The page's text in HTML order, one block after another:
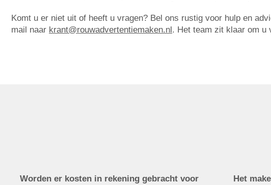
Komt u er niet uit of heeft u vragen? Bel ons rustig voor hulp en
mail naar krant@rouwadvertentiemaken.nl. Het team zit klaar om u
Worden er kosten in rekening gebracht voor
Het